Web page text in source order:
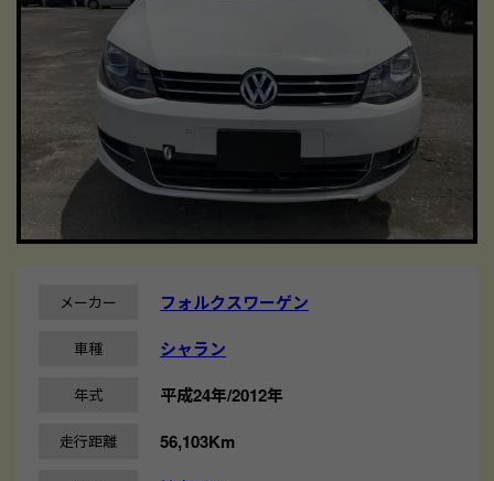
メーカー フォルクスワーゲン
車種 シャラン
年式 平成24年/2012年
走行距離 56,103Km